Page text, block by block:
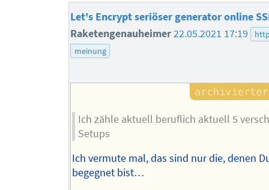
Let's Encrypt seriöser generator online
Raketengenauheimer22.05.2021 17:19
meinung
Ich zähle aktuell beruflich aktuell 5
Setups
Ich vermute mal, das sind nur die, denen
begegnet bist…